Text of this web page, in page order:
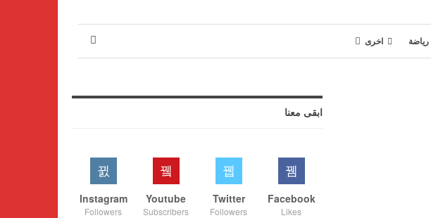
رياضة اخرى
ابقى معنا
Facebook
Likes
Twitter
Followers
Youtube
Subscribers
Instagram
Followers